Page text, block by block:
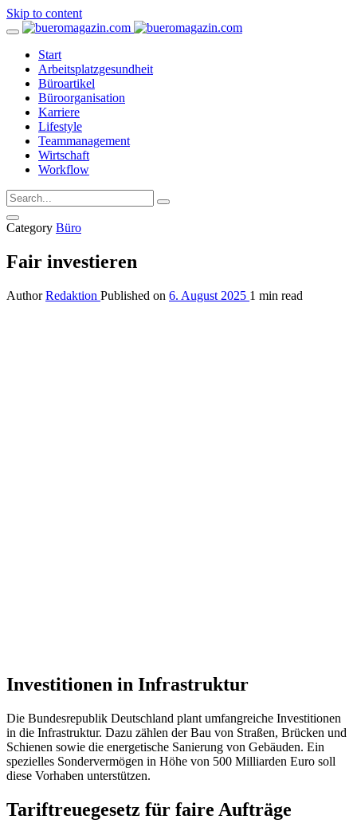
Skip to content
Start
Arbeitsplatzgesundheit
Büroartikel
Büroorganisation
Karriere
Lifestyle
Teammanagement
Wirtschaft
Workflow
Category Büro
Fair investieren
Author Redaktion Published on 6. August 2025 1 min read
Investitionen in Infrastruktur
Die Bundesrepublik Deutschland plant umfangreiche Investitionen
in die Infrastruktur. Dazu zählen der Bau von Straßen, Brücken und
Schienen sowie die energetische Sanierung von Gebäuden. Ein
spezielles Sondervermögen in Höhe von 500 Milliarden Euro soll
diese Vorhaben unterstützen.
Tariftreuegesetz für faire Aufträge